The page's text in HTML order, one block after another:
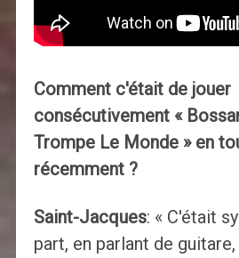
Comment c'était de jouer
consécutivement «
Trompe Le Monde » en
récemment ?
Saint-Jacques: « C'était
part, en parlant de